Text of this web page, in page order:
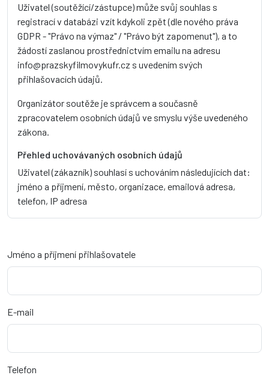
Uživatel (soutěžící/zástupce) může svůj souhlas s
registrací v databázi vzít kdykoli zpět (dle nového práva
GDPR - "Právo na výmaz" / "Právo být zapomenut"), a to
žádostí zaslanou prostřednictvím emailu na adresu
info@prazskyfilmovykufr.cz s uvedením svých
přihlašovacích údajů.
Organizátor soutěže je správcem a současně
zpracovatelem osobních údajů ve smyslu výše uvedeného
zákona.
Přehled uchovávaných osobních údajů
Uživatel (zákazník) souhlasí s uchováním následujících dat:
jméno a příjmení, město, organizace, emailová adresa,
telefon, IP adresa
Jméno a příjmení přihlašovatele
E-mail
Telefon